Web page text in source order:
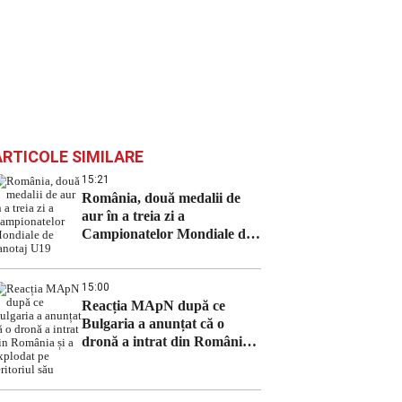
SIMILARE
15:21
România, două medalii de
aur în a treia zi a
Campionatelor Mondiale de
15:00
Reacția MApN după ce
Bulgaria a anunțat că o
dronă a intrat din România